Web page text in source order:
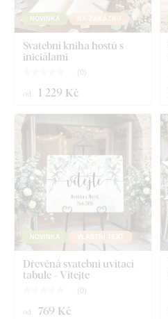
NOVINKA NA ZAKÁZKU
Svatební kniha hostů s
iniciálami
( 0)
od 1 229 Kč
NOVINKA VLASTNÍ TEXT
Dřevěná svatební uvítací
tabule - Vítejte
( 0)
od 769 Kč